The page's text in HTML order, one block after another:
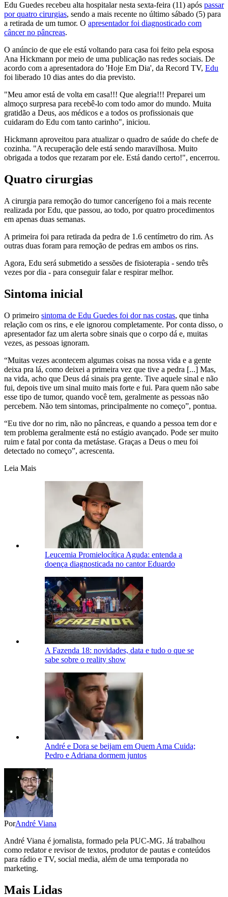
Edu Guedes recebeu alta hospitalar nesta sexta-feira (11) após passar
por quatro cirurgias, sendo a mais recente no último sábado (5) para
a retirada de um tumor. O apresentador foi diagnosticado com
câncer no pâncreas.
O anúncio de que ele está voltando para casa foi feito pela esposa
Ana Hickmann por meio de uma publicação nas redes sociais. De
acordo com a apresentadora do 'Hoje Em Dia', da Record TV, Edu
foi liberado 10 dias antes do dia previsto.
"Meu amor está de volta em casa!!! Que alegria!!! Preparei um
almoço surpresa para recebê-lo com todo amor do mundo. Muita
gratidão a Deus, aos médicos e a todos os profissionais que
cuidaram do Edu com tanto carinho", iniciou.
Hickmann aproveitou para atualizar o quadro de saúde do chefe de
cozinha. "A recuperação dele está sendo maravilhosa. Muito
obrigada a todos que rezaram por ele. Está dando certo!", encerrou.
Quatro cirurgias
A cirurgia para remoção do tumor cancerígeno foi a mais recente
realizada por Edu, que passou, ao todo, por quatro procedimentos
em apenas duas semanas.
A primeira foi para retirada da pedra de 1.6 centímetro do rim. As
outras duas foram para remoção de pedras em ambos os rins.
Agora, Edu será submetido a sessões de fisioterapia - sendo três
vezes por dia - para conseguir falar e respirar melhor.
Sintoma inicial
O primeiro sintoma de Edu Guedes foi dor nas costas, que tinha
relação com os rins, e ele ignorou completamente. Por conta disso, o
apresentador faz um alerta sobre sinais que o corpo dá e, muitas
vezes, as pessoas ignoram.
“Muitas vezes acontecem algumas coisas na nossa vida e a gente
deixa pra lá, como deixei a primeira vez que tive a pedra [...] Mas,
na vida, acho que Deus dá sinais pra gente. Tive aquele sinal e não
fui, depois tive um sinal muito mais forte e fui. Para quem não sabe
esse tipo de tumor, quando você tem, geralmente as pessoas não
percebem. Não tem sintomas, principalmente no começo”, pontua.
“Eu tive dor no rim, não no pâncreas, e quando a pessoa tem dor e
tem problema geralmente está no estágio avançado. Pode ser muito
ruim e fatal por conta da metástase. Graças a Deus o meu foi
detectado no começo”, acrescenta.
Leia Mais
Leucemia Promielocítica Aguda: entenda a
doença diagnosticada no cantor Eduardo
A Fazenda 18: novidades, data e tudo o que se
sabe sobre o reality show
André e Dora se beijam em Quem Ama Cuida;
Pedro e Adriana dormem juntos
PorAndré Viana
André Viana é jornalista, formado pela PUC-MG. Já trabalhou
como redator e revisor de textos, produtor de pautas e conteúdos
para rádio e TV, social media, além de uma temporada no
marketing.
Mais Lidas